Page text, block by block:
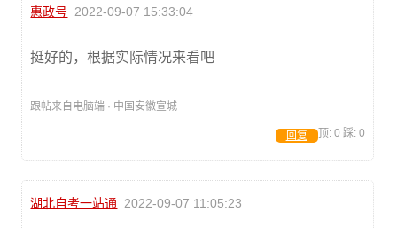
惠政号 2022-09-07 15:33:04
挺好的，根据实际情况来看吧
跟帖来自电脑端 · 中国安徽宣城
顶: 0 踩: 0
回复
湖北自考一站通 2022-09-07 11:05:23